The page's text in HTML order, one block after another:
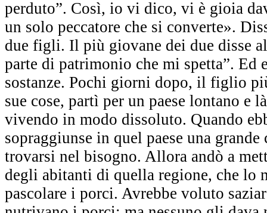
perduto”. Così, io vi dico, vi è gioia
un solo peccatore che si converte».
due figli. Il più giovane dei due disse
parte di patrimonio che mi spetta”. Ed
sostanze. Pochi giorni dopo, il figlio
sue cose, partì per un paese lontano e
vivendo in modo dissoluto. Quando
sopraggiunse in quel paese una
trovarsi nel bisogno. Allora andò a
degli abitanti di quella regione, che lo
pascolare i porci. Avrebbe voluto